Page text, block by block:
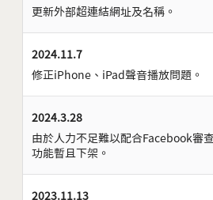
更新外部超連結網址及名稱。
2024.11.7
修正iPhone、iPad聲音播放問題。
2024.3.28
由於人力不足難以配合Facebook審
功能暫且下架。
2023.11.13